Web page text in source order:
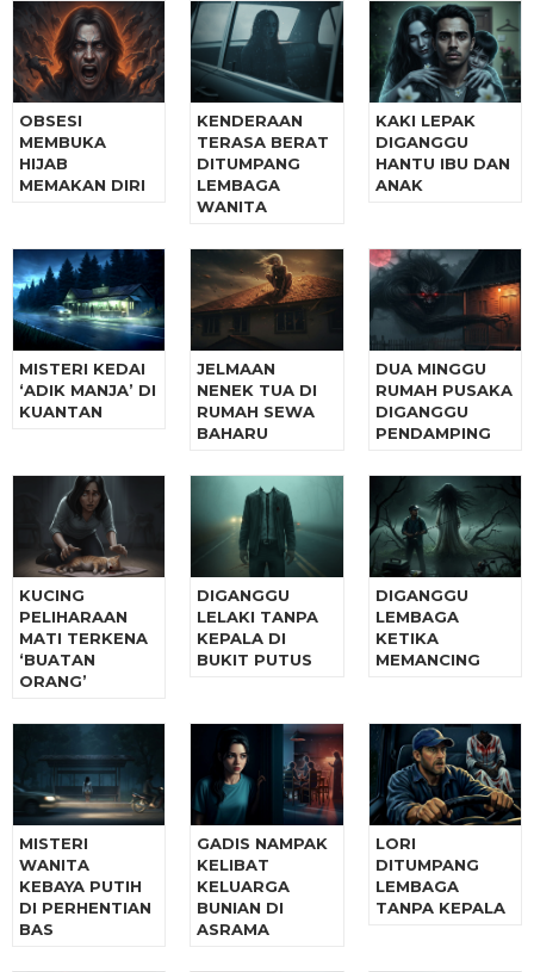
OBSESI
MEMBUKA
HIJAB
MEMAKAN DIRI
KENDERAAN
TERASA BERAT
DITUMPANG
LEMBAGA
WANITA
KAKI LEPAK
DIGANGGU
HANTU IBU DAN
ANAK
MISTERI KEDAI
‘ADIK MANJA’ DI
KUANTAN
JELMAAN
NENEK TUA DI
RUMAH SEWA
BAHARU
DUA MINGGU
RUMAH PUSAKA
DIGANGGU
PENDAMPING
KUCING
PELIHARAAN
MATI TERKENA
‘BUATAN
ORANG’
DIGANGGU
LELAKI TANPA
KEPALA DI
BUKIT PUTUS
DIGANGGU
LEMBAGA
KETIKA
MEMANCING
MISTERI
WANITA
KEBAYA PUTIH
DI PERHENTIAN
BAS
GADIS NAMPAK
KELIBAT
KELUARGA
BUNIAN DI
ASRAMA
LORI
DITUMPANG
LEMBAGA
TANPA KEPALA